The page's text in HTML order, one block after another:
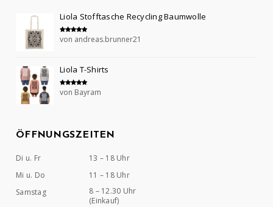
Liola Stofftasche Recycling Baumwolle
Bewertet mit
von andreas.brunner21
Liola T-Shirts
Bewertet mit
von Bayram
ÖFFNUNGSZEITEN
Di u. Fr
13 – 18 Uhr
Mi u. Do
11 – 18 Uhr
Samstag
8 – 12.30 Uhr
(Einkauf)